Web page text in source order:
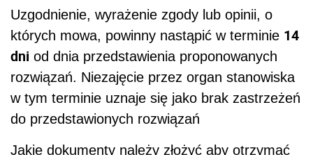
Uzgodnienie, wyrażenie zgody lub opinii, o
których mowa, powinny nastąpić w terminie 14
dni od dnia przedstawienia proponowanych
rozwiązań. Niezajęcie przez organ stanowiska
w tym terminie uznaje się jako brak zastrzeżeń
do przedstawionych rozwiązań
Jakie dokumenty należy złożyć aby otrzymać